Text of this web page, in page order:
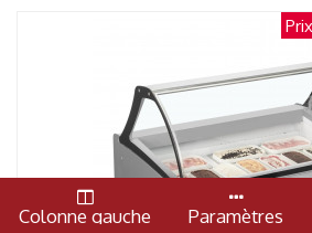
Colonne gauche Paramètres